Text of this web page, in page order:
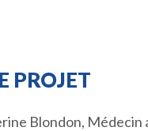
PROJET
Blondon, Médecin